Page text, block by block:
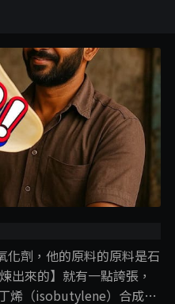
化劑，他的原料的原料是石
出來的】就有一點誇張，
烯（isobutylene）合成